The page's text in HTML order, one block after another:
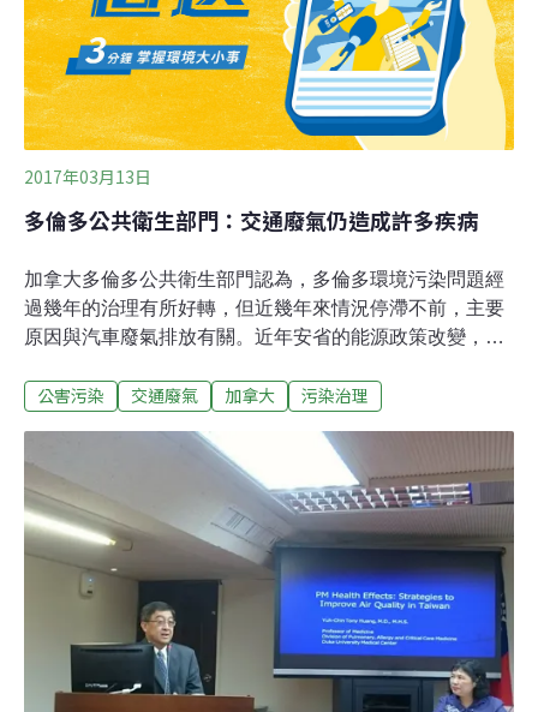
範圍還要再擴大，讓其他行政區也相同跟進。使汽車完全
遠離學校周圍，以防止髒空氣繼續汙染學生。Sadiq Khan
還抨擊那些忽視空氣污染的政治家，舉例 50 年
2017年03月13日
多倫多公共衛生部門：交通廢氣仍造成許多疾病
加拿大多倫多公共衛生部門認為，多倫多環境污染問題經
過幾年的治理有所好轉，但近幾年來情況停滯不前，主要
原因與汽車廢氣排放有關。近年安省的能源政策改變，改
生部門說空氣污染仍是造成市民生病的重要原因之一。根
均6000人住院。到2014年空氣污染造成的死亡下降超過
23%，下降至1300人，住院人數下降40%至3550人。但是
多倫多公共衛生部門主任說，自2014年起，近幾年的數據
幾乎沒有改變，污染情況並沒有得到改善。在2014年多倫
多取消了燒煤炭發電的計畫，對改善空氣狀況大有幫助。
現在，汽車廢氣排放是造成空氣污染的一大源頭。住得離
主幹道越近的人受空氣污染越嚴重。
公害污染 交通廢氣 加拿大 污染治理